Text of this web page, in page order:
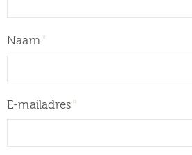
Naam
E-mailadres